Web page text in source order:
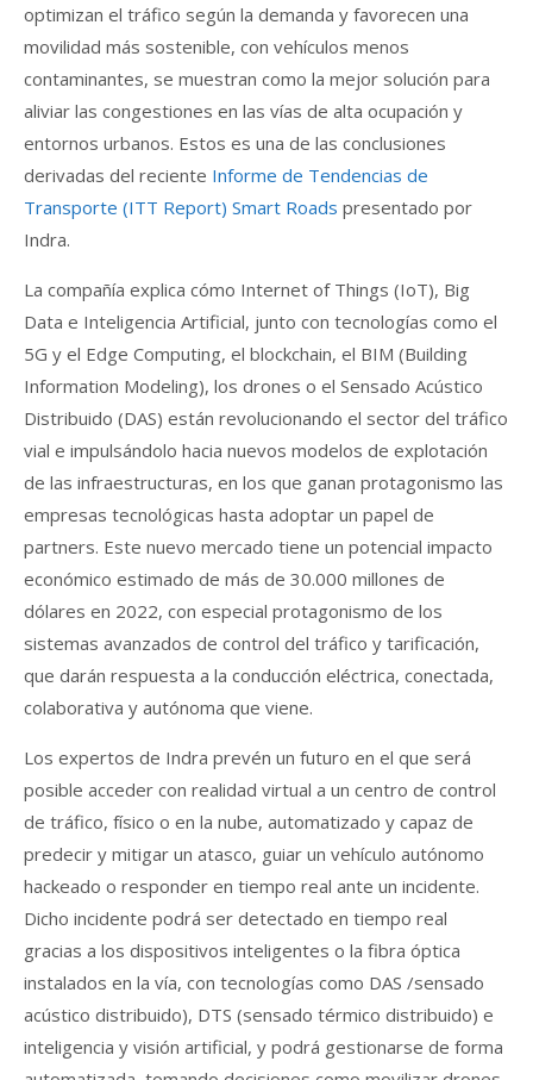
optimizan el tráfico según la demanda y favorecen una
movilidad más sostenible, con vehículos menos
contaminantes, se muestran como la mejor solución para
aliviar las congestiones en las vías de alta ocupación y
entornos urbanos. Estos es una de las conclusiones
derivadas del reciente Informe de Tendencias de
Transporte (ITT Report) Smart Roads presentado por
Indra.
La compañía explica cómo Internet of Things (IoT), Big
Data e Inteligencia Artificial, junto con tecnologías como el
5G y el Edge Computing, el blockchain, el BIM (Building
Information Modeling), los drones o el Sensado Acústico
Distribuido (DAS) están revolucionando el sector del tráfico
vial e impulsándolo hacia nuevos modelos de explotación
de las infraestructuras, en los que ganan protagonismo las
empresas tecnológicas hasta adoptar un papel de
partners. Este nuevo mercado tiene un potencial impacto
económico estimado de más de 30.000 millones de
dólares en 2022, con especial protagonismo de los
sistemas avanzados de control del tráfico y tarificación,
que darán respuesta a la conducción eléctrica, conectada,
colaborativa y autónoma que viene.
Los expertos de Indra prevén un futuro en el que será
posible acceder con realidad virtual a un centro de control
de tráfico, físico o en la nube, automatizado y capaz de
predecir y mitigar un atasco, guiar un vehículo autónomo
hackeado o responder en tiempo real ante un incidente.
Dicho incidente podrá ser detectado en tiempo real
gracias a los dispositivos inteligentes o la fibra óptica
instalados en la vía, con tecnologías como DAS /sensado
acústico distribuido), DTS (sensado térmico distribuido) e
inteligencia y visión artificial, y podrá gestionarse de forma